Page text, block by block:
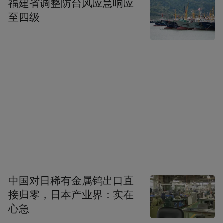
福建省调整防台风应急响应
至四级
中国对日稀有金属钨出口直
接归零，日本产业界：实在
心急